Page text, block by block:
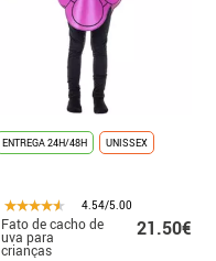
ENTREGA 24H/48H UNISSEX
4.54/5.00
Fato de cacho de
uva para
crianças
21.50€